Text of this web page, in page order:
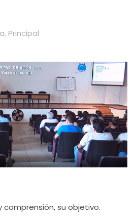
, Principal
comprensión, su objetivo.